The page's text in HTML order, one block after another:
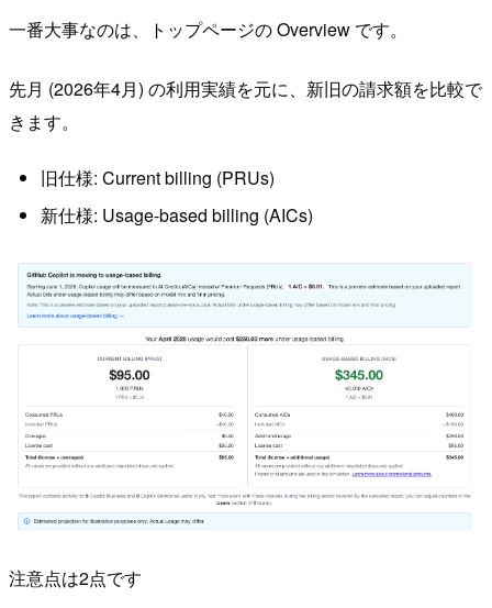
一番大事なのは、トップページの Overview です。
先月 (2026年4月) の利用実績を元に、新旧の請求額を比較で
きます。
旧仕様: Current billing (PRUs)
新仕様: Usage-based billing (AICs)
注意点は2点です